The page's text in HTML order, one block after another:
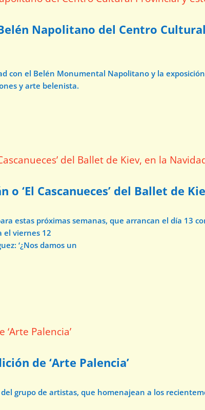
Napolitano del Centro
con el Belén Monumental Napolitano y la exposición
y arte belenista.
o ‘El Cascanueces’ del Ballet de
estas próximas semanas, que arrancan el día 13
el viernes 12
‘¿Nos damos un
de ‘Arte Palencia’
grupo de artistas, que homenajean a los